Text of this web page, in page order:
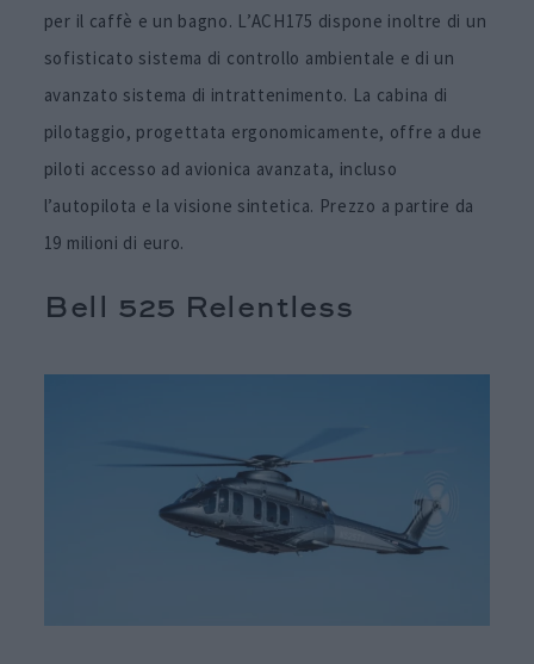
per il caffè e un bagno. L’ACH175 dispone inoltre di un
sofisticato sistema di controllo ambientale e di un
avanzato sistema di intrattenimento. La cabina di
pilotaggio, progettata ergonomicamente, offre a due
piloti accesso ad avionica avanzata, incluso
l’autopilota e la visione sintetica. Prezzo a partire da
19 milioni di euro.
Bell 525 Relentless